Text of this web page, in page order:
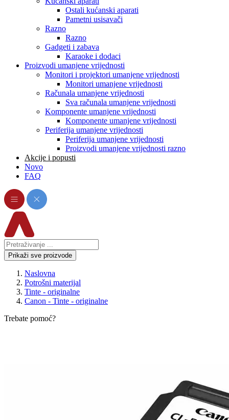
Ostali kućanski aparati
Pametni usisavači
Razno
Razno
Gadgeti i zabava
Karaoke i dodaci
Proizvodi umanjene vrijednosti
Monitori i projektori umanjene vrijednosti
Monitori umanjene vrijednosti
Računala umanjene vrijednosti
Sva računala umanjene vrijednosti
Komponente umanjene vrijednosti
Komponente umanjene vrijednosti
Periferija umanjene vrijednosti
Periferija umanjene vrijednosti
Proizvodi umanjene vrijednosti razno
Akcije i popusti
Novo
FAQ
Prikaži sve proizvode
Naslovna
Potrošni materijal
Tinte - originalne
Canon - Tinte - originalne
Trebate pomoć?